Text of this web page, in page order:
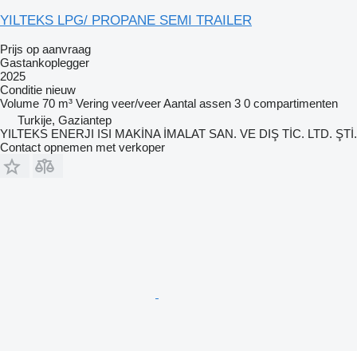
YILTEKS LPG/ PROPANE SEMI TRAILER
Prijs op aanvraag
Gastankoplegger
2025
Conditie nieuw
Volume 70 m³ Vering veer/veerAantal assen 3 0 compartimenten
Turkije, Gaziantep
YILTEKS ENERJI ISI MAKİNA İMALAT SAN. VE DIŞ TİC. LTD. ŞTİ.
Contact opnemen met verkoper